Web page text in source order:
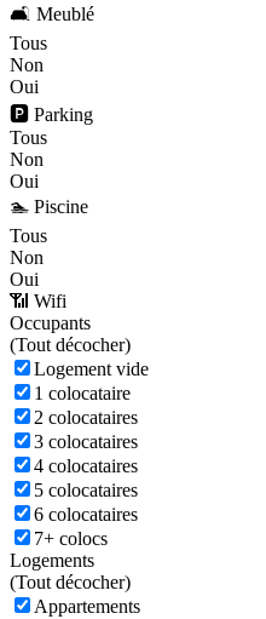
🛋️ Meublé
Tous
Non
Oui
🅿️ Parking
Tous
Non
Oui
🏊 Piscine
Tous
Non
Oui
📶 Wifi
Occupants
(Tout décocher)
Logement vide
1 colocataire
2 colocataires
3 colocataires
4 colocataires
5 colocataires
6 colocataires
7+ colocs
Logements
(Tout décocher)
Appartements